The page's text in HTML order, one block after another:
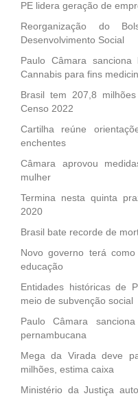
PE lidera geração de
Reorganização do
Desenvolvimento Social
Paulo Câmara
Cannabis para fins
Brasil tem 207,8
Censo 2022
Cartilha reúne
enchentes
Câmara aprovou
mulher
Termina nesta quinta
2020
Brasil bate recorde de
Novo governo terá
educação
Entidades históricas de
meio de subvenção social
Paulo Câmara
pernambucana
Mega da Virada deve
milhões, estima caixa
Ministério da Justiça